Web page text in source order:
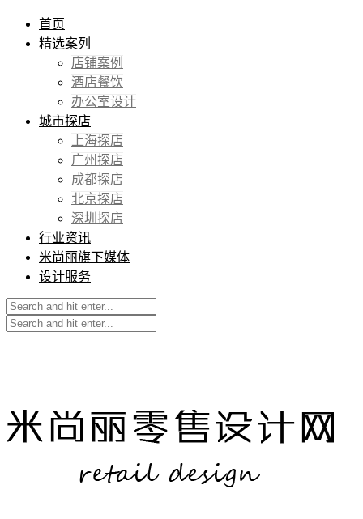
首页
精选案列
店铺案例
酒店餐饮
办公室设计
城市探店
上海探店
广州探店
成都探店
北京探店
深圳探店
行业资讯
米尚丽旗下媒体
设计服务